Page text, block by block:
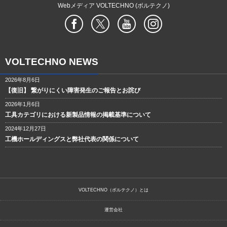
Webメディア VOLTECHNO (ボルテクノ)
VOLTECHNO NEWS
2026年8月6日
【復旧】 繋がりにくい障害発生のご報告とお詫び
2026年1月6日
工具カテゴリにおける新製品情報の掲載基準について
2024年12月27日
工機ホールディングスと弊社代表の関係について
VOLTECHNO（ボルテクノ）とは
運営会社